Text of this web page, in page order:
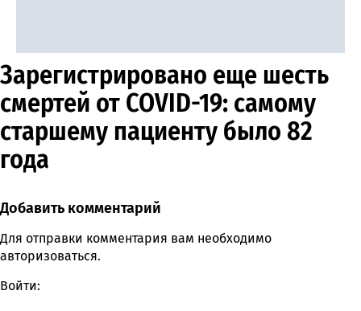
Зарегистрировано еще шесть
смертей от COVID-19: самому
старшему пациенту было 82
года
Comment section
Добавить комментарий
Для отправки комментария вам необходимо
авторизоваться.
Войти: